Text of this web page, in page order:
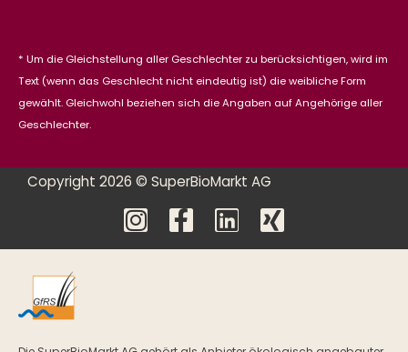
* Um die Gleichstellung aller Geschlechter zu berücksichtigen, wird im
Text (wenn das Geschlecht nicht eindeutig ist) die weibliche Form
gewählt. Gleichwohl beziehen sich die Angaben auf Angehörige aller
Geschlechter.
Copyright 2026 © SuperBioMarkt AG